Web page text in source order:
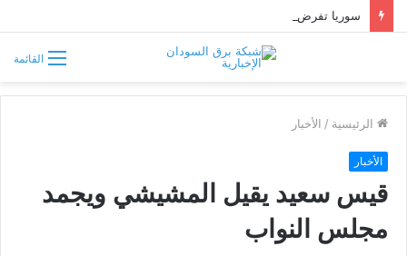
القائمة
الرئيسية / الأخبار
الأخبار
قيس سعيد يقيل المشيشي ويجمد
مجلس النواب